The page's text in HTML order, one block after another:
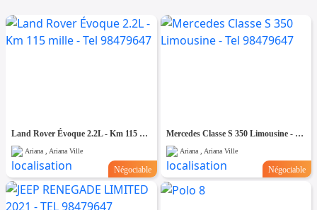
Land Rover Évoque 2.2L - Km 115 mille - Tel 98479647
Ariana , Ariana Ville
Négociable
Mercedes Classe S 350 Limousine - Tel 98479647
Ariana , Ariana Ville
Négociable